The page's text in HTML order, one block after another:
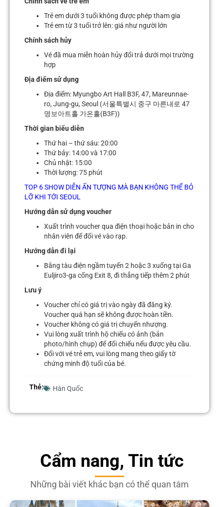
Trẻ em dưới 3 tuổi không được phép tham gia
Trẻ em từ 3 tuổi trở lên: giá như người lớn
Chính sách hủy
Vé đã mua miễn hoàn hủy đổi trả dưới mọi trường
hợp
Địa điểm sử dụng
Địa điểm: Myungbo Art Hall B3F, 47, Mareunnae-
ro, Jung-gu, Seoul (서울특별시 중구 마른내로 47
명보아트홀 가온홀(B3F))
Thời gian biểu diễn
Thứ hai – thứ sáu: 20:00
Thứ bảy: 14:00 và 17:00
Chủ nhật: 15:00
Thời lượng: 75 phút
TOP 6 SHOW DIỄN ẤN TƯỢNG MÀ BẠN KHÔNG THỂ BỎ
LỠ KHI TỚI SEOUL
Hướng dẫn sử dụng voucher
Xuất trình voucher qua điện thoại hoặc bản in cho
nhân viên để đổi vé vào rạp.
Hướng dẫn đi lại
Bằng tàu điện ngầm tuyến 2 hoặc 3 xuống tại Ga
Euljiro3-ga cổng Exit 8, đi thẳng tiếp thêm 2 phút
Lưu ý
Voucher chỉ có giá trị vào ngày đã đăng ký.
Voucher quá hạn sẽ không được hoàn tiền.
Voucher không có giá trị chuyển nhượng.
Vui lòng xuất trình hộ chiếu có ảnh (bản
photo/hình chụp) để đối chiếu nếu được yêu cầu.
Đối với vé trẻ em, vui lòng mang theo giấy tờ
chứng minh độ tuổi của bé.
Thẻ: Hàn Quốc
Cẩm nang, Tin tức
Những bài viết khác bạn có thể quan tâm